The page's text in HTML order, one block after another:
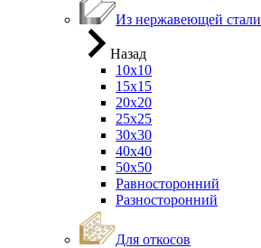
Из нержавеющей стали
Назад
10х10
15х15
20х20
25х25
30х30
40х40
50х50
Равносторонний
Разносторонний
Для откосов